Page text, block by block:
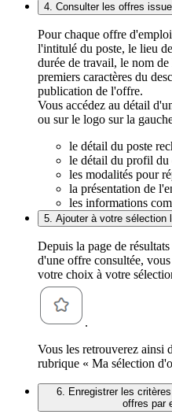
4. Consulter les offres
Pour chaque offre
l'intitulé du poste, le lieu
durée de travail, le nom
premiers caractères du
publication de l'offre.
Vous accédez au détail
ou sur le logo sur la
le détail du poste
le détail du profil du
les modalités pour
la présentation de
les informations
5. Ajouter à votre sélection
Depuis la page de
d'une offre consultée,
votre choix à votre
.
Vous les retrouverez ainsi
rubrique « Ma sélection
6. Enregistrer les
offres par